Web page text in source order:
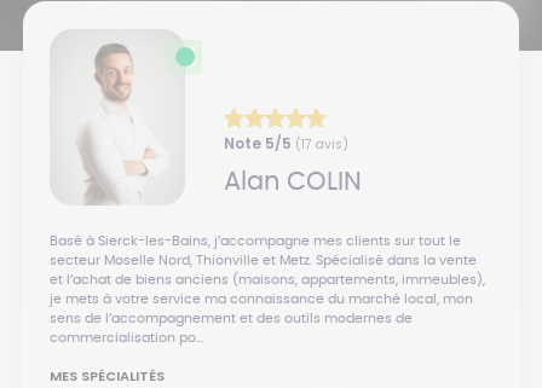
Note 5/5 (17 avis)
Alan COLIN
Basé à Sierck-les-Bains, j’accompagne mes clients sur tout le
secteur Moselle Nord, Thionville et Metz. Spécialisé dans la vente
et l’achat de biens anciens (maisons, appartements, immeubles),
je mets à votre service ma connaissance du marché local, mon
sens de l’accompagnement et des outils modernes de
commercialisation po...
MES SPÉCIALITÉS